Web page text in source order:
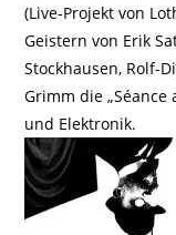
(Live-Projekt von
Geistern von Erik
Stockhausen, Rolf-
Grimm die „Séance
und Elektronik.